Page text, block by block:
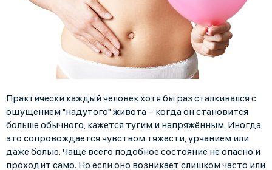
Практически каждый человек хотя бы раз сталкивался с
ощущением "надутого" живота − когда он становится
больше обычного, кажется тугим и напряжённым. Иногда
это сопровождается чувством тяжести, урчанием или
даже болью. Чаще всего подобное состояние не опасно и
проходит само. Но если оно возникает слишком часто или